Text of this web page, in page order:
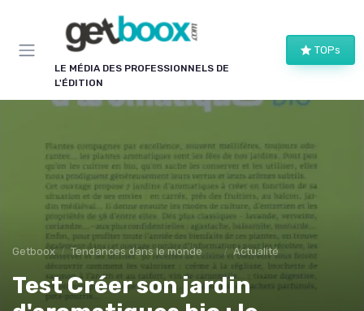
LE MÉDIA DES PROFESSIONNELS DE
L'ÉDITION
TOPs
Getboox Tendances dans le monde du livre Actualité
Test Créer son jardin